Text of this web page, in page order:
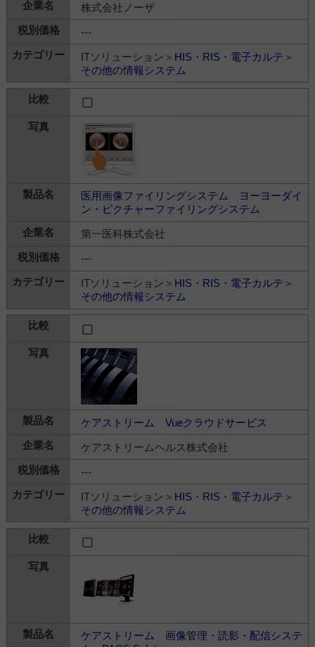
株式会社ノーザ
---
ITソリューション＞ HIS・RIS・電子カルテ ＞
その他の情報システム
医用画像ファイリングシステム ヨーヨーダイ
ン・ピクチャーファイリングシステム
第一医科株式会社
---
ITソリューション＞ HIS・RIS・電子カルテ ＞
その他の情報システム
ケアストリーム Vueクラウドサービス
ケアストリームヘルス株式会社
---
ITソリューション＞ HIS・RIS・電子カルテ ＞
その他の情報システム
ケアストリーム 画像管理・読影・配信システ